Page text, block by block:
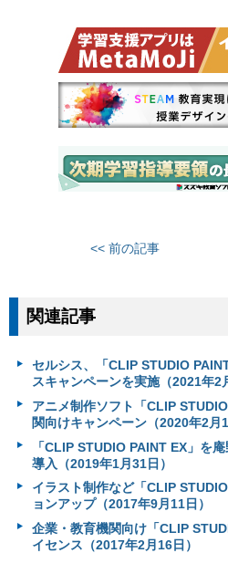
<< 前の記事
関連記事
セルシス、「CLIP STUDIO
スキャンペーンを実施（2021年2
アニメ制作ソフト「CLIP
関向けキャンペーン（2020年2月
「CLIP STUDIO PAINT EX」を
導入（2019年1月31日）
イラスト制作など「CLIP
ョンアップ（2017年9月11日）
企業・教育機関向け「CLIP
イセンス（2017年2月16日）